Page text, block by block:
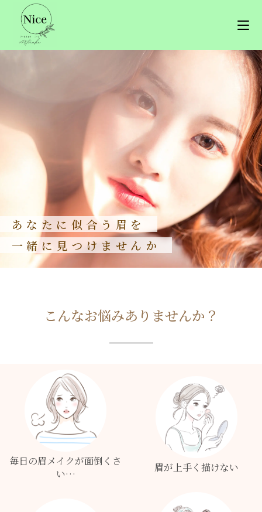
あなたに似合う眉を
一緒に見つけませんか
こんなお悩みありませんか？
毎日の眉メイクが面倒くさ
い…
眉が上手く描けない